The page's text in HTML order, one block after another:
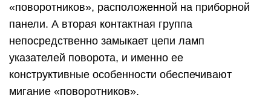
«поворотников», расположенной на приборной
панели. А вторая контактная группа
непосредственно замыкает цепи ламп
указателей поворота, и именно ее
конструктивные особенности обеспечивают
мигание «поворотников».